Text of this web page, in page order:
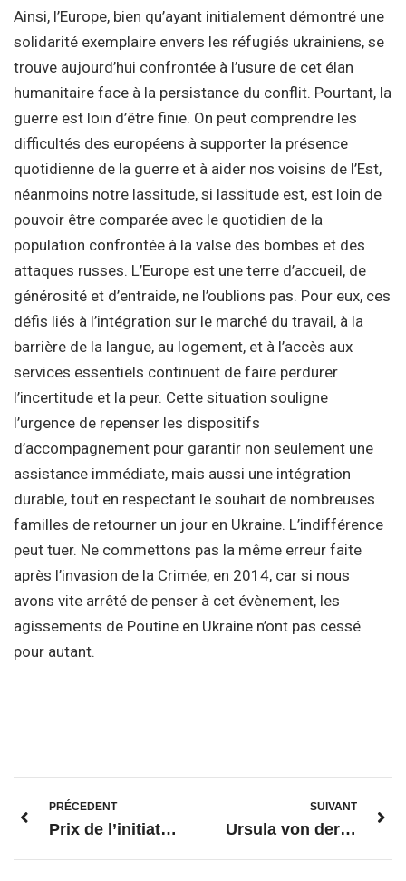
Ainsi, l’Europe, bien qu’ayant initialement démontré une
solidarité exemplaire envers les réfugiés ukrainiens, se
trouve aujourd’hui confrontée à l’usure de cet élan
humanitaire face à la persistance du conflit. Pourtant, la
guerre est loin d’être finie. On peut comprendre les
difficultés des européens à supporter la présence
quotidienne de la guerre et à aider nos voisins de l’Est,
néanmoins notre lassitude, si lassitude est, est loin de
pouvoir être comparée avec le quotidien de la
population confrontée à la valse des bombes et des
attaques russes. L’Europe est une terre d’accueil, de
générosité et d’entraide, ne l’oublions pas. Pour eux, ces
défis liés à l’intégration sur le marché du travail, à la
barrière de la langue, au logement, et à l’accès aux
services essentiels continuent de faire perdurer
l’incertitude et la peur. Cette situation souligne
l’urgence de repenser les dispositifs
d’accompagnement pour garantir non seulement une
assistance immédiate, mais aussi une intégration
durable, tout en respectant le souhait de nombreuses
familles de retourner un jour en Ukraine. L’indifférence
peut tuer. Ne commettons pas la même erreur faite
après l’invasion de la Crimée, en 2014, car si nous
avons vite arrêté de penser à cet évènement, les
agissements de Poutine en Ukraine n’ont pas cessé
pour autant.
PRÉCEDENT
Prix de l’initiative européenne 2024
SUIVANT
Ursula von der Leyen : Une vision pour l’Europe renouvelée pour un second mandat